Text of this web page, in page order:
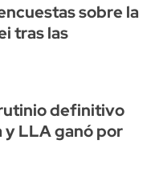
sobre la
tras las
definitivo
y LLA ganó por